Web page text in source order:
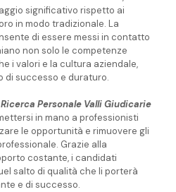
significativo rispetto ai
in modo tradizionale. La
di essere messi in contatto
non solo le competenze
i valori e la cultura aziendale,
di successo e duraturo.
Ricerca Personale Valli Giudicarie
in mano a professionisti
le opportunità e rimuovere gli
Grazie alla
costante, i candidati
salto di qualità che li porterà
e di successo.